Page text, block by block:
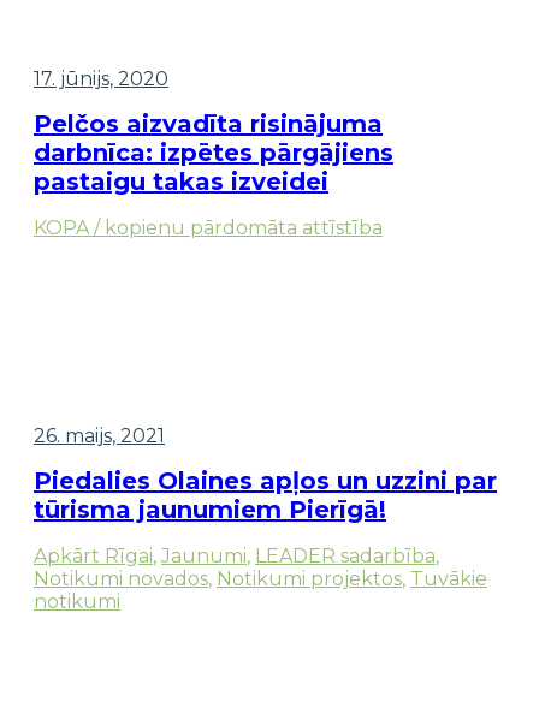
17. jūnijs, 2020
Pelčos aizvadīta risinājuma
darbnīca: izpētes pārgājiens
pastaigu takas izveidei
KOPA / kopienu pārdomāta attīstība
26. maijs, 2021
Piedalies Olaines apļos un uzzini par
tūrisma jaunumiem Pierīgā!
Apkārt Rīgai, Jaunumi, LEADER sadarbība,
Notikumi novados, Notikumi projektos, Tuvākie
notikumi